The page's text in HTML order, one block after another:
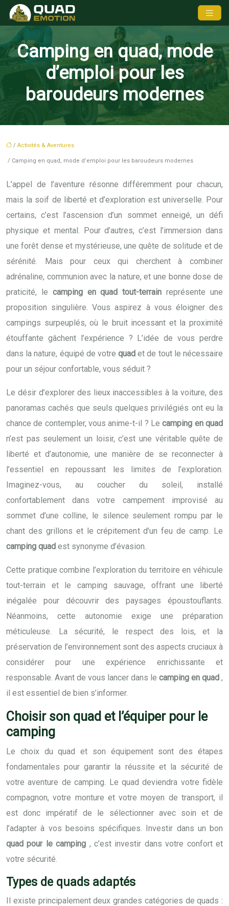
Camping en quad, mode
d’emploi pour les
baroudeurs modernes
/ Activités & Aventures
/ Camping en quad, mode d’emploi pour les baroudeurs modernes
L’appel de l’aventure résonne différemment pour chacun,
mais la soif de liberté et d’exploration est universelle. Pour
certains, c’est l’ascension d’un sommet enneigé, un défi
physique et mental. Pour d’autres, c’est l’immersion dans
une forêt dense et mystérieuse, une quête de solitude et de
sérénité. Mais pour ceux qui cherchent à combiner
adrénaline, communion avec la nature, et une bonne dose de
praticité, le camping en quad tout-terrainreprésente une
proposition singulière. Vous aspirez à vous éloigner des
campings surpeuplés, où le bruit incessant et la proximité
étouffante gâchent l’expérience ? L’idée de vous perdre
dans la nature, équipé de votrequadet de tout le nécessaire
pour un séjour confortable, vous séduit ?
Le désir d’explorer des lieux inaccessibles à la voiture, des
panoramas cachés que seuls quelques privilégiés ont eu la
chance de contempler, vous anime-t-il ? Lecamping en quad
n’est pas seulement un loisir, c’est une véritable quête de
liberté et d’autonomie, une manière de se reconnecter à
l’essentiel en repoussant les limites de l’exploration.
Imaginez-vous, au coucher du soleil, installé
confortablement dans votre campement improvisé au
sommet d’une colline, le silence seulement rompu par le
chant des grillons et le crépitement d’un feu de camp. Le
camping quad est synonyme d’évasion.
Cette pratique combine l’exploration du territoire en véhicule
tout-terrain et le camping sauvage, offrant une liberté
inégalée pour découvrir des paysages époustouflants.
Néanmoins, cette autonomie exige une préparation
méticuleuse. La sécurité, le respect des lois, et la
préservation de l’environnement sont des aspects cruciaux à
considérer pour une expérience enrichissante et
responsable. Avant de vous lancer dans le camping en quad ,
il est essentiel de bien s’informer.
Choisir son quad et l’équiper pour le
camping
Le choix du quad et son équipement sont des étapes
fondamentales pour garantir la réussite et la sécurité de
votre aventure de camping. Le quad deviendra votre fidèle
compagnon, votre monture et votre moyen de transport, il
est donc impératif de le sélectionner avec soin et de
l’adapter à vos besoins spécifiques. Investir dans un bon
quad pour le camping , c’est investir dans votre confort et
votre sécurité.
Types de quads adaptés
Il existe principalement deux grandes catégories de quads :